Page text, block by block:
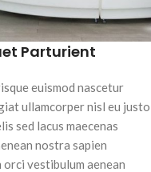
Parturient
euismod nascetur
ullamcorper nisl eu justo
sed lacus maecenas
nostra sapien
vestibulum aenean